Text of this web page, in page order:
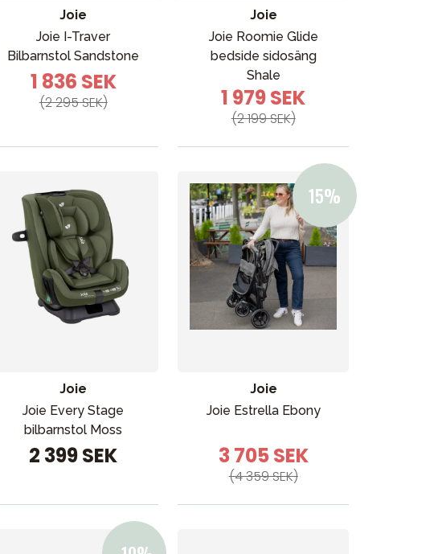
Joie
Joie I-Traver
Bilbarnstol Sandstone
1 836 SEK
(2 295 SEK)
Joie
Joie Roomie Glide
bedside sidosäng
Shale
1 979 SEK
(2 199 SEK)
Joie
Joie Every Stage
bilbarnstol Moss
2 399 SEK
Joie
Joie Estrella Ebony
3 705 SEK
(4 359 SEK)